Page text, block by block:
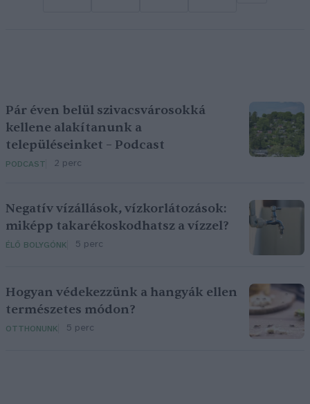
Pár éven belül szivacsvárosokká
kellene alakítanunk a
településeinket – Podcast
PODCAST 2 perc
Negatív vízállások, vízkorlátozások:
miképp takarékoskodhatsz a vízzel?
ÉLŐ BOLYGÓNK 5 perc
Hogyan védekezzünk a hangyák ellen
természetes módon?
OTTHONUNK 5 perc